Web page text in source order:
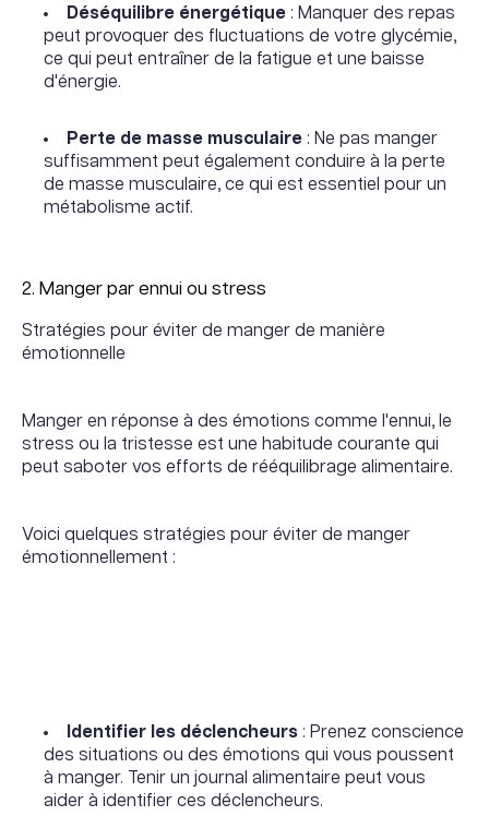
Déséquilibre énergétique : Manquer des repas
peut provoquer des fluctuations de votre glycémie,
ce qui peut entraîner de la fatigue et une baisse
d'énergie.
Perte de masse musculaire : Ne pas manger
suffisamment peut également conduire à la perte
de masse musculaire, ce qui est essentiel pour un
métabolisme actif.
2. Manger par ennui ou stress
Stratégies pour éviter de manger de manière
émotionnelle
Manger en réponse à des émotions comme l'ennui, le
stress ou la tristesse est une habitude courante qui
peut saboter vos efforts de rééquilibrage alimentaire.
Voici quelques stratégies pour éviter de manger
émotionnellement :
Identifier les déclencheurs : Prenez conscience
des situations ou des émotions qui vous poussent
à manger. Tenir un journal alimentaire peut vous
aider à identifier ces déclencheurs.